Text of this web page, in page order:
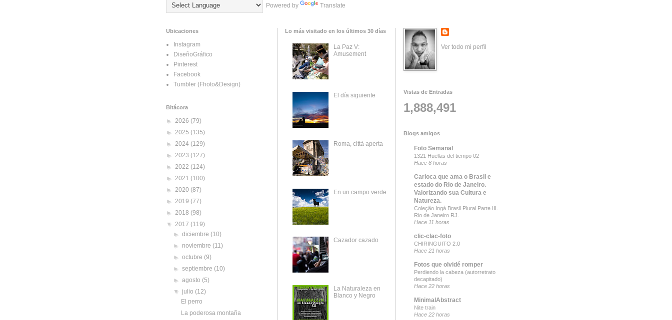
Powered by Translate
Ubicaciones
Instagram
DiseñoGráfico
Pinterest
Facebook
Tumbler (Fhoto&Design)
Bitácora
► 2026 (79)
► 2025 (135)
► 2024 (129)
► 2023 (127)
► 2022 (124)
► 2021 (100)
► 2020 (87)
► 2019 (77)
► 2018 (98)
▼ 2017 (119)
►diciembre(10)
► noviembre(11)
►octubre(9)
►septiembre(10)
►agosto(5)
▼ julio(12)
El perro
La poderosa montaña
Lo más visitado en los últimos 30 días
La Paz V:
Amusement
El día siguiente
Roma, città aperta
En un campo verde
Cazador cazado
La Naturaleza en
Blanco y Negro
Ver todo mi perfil
Vistas de Entradas
1,888,491
Blogs amigos
Foto Semanal
1321 Huellas del tiempo 02
Hace 8 horas
Carioca que ama o Brasil e
estado do Rio de Janeiro.
Valorizando sua Cultura e
Natureza.
Coleção Ingá Brasil Plural Parte III.
Rio de Janeiro RJ.
Hace 11 horas
clic-clac-foto
CHIRINGUITO 2.0
Hace 21 horas
Fotos que olvidé romper
Perdiendo la cabeza (autorretrato
decapitado)
Hace 22 horas
MinimalAbstract
Nite train
Hace 22 horas